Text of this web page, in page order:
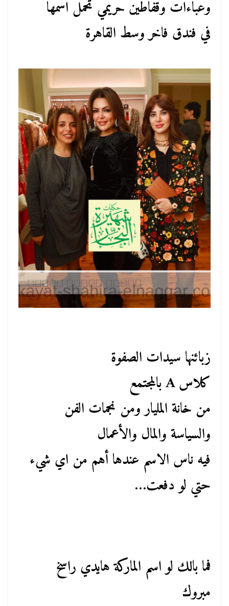
وعباءات وقفاطين حريمي تحمل اسمها
في فندق فاخر وسط القاهرة
زبائنها سيدات الصفوة
كلاس A بالمجتمع
من خانة المليار ومن نجمات الفن
والسياسة والمال والأعمال
فيه ناس الاسم عندها أهم من اي شيء
حتي لو دفعت…
فما بالك لو اسم الماركة هايدي راسخ
مبروك